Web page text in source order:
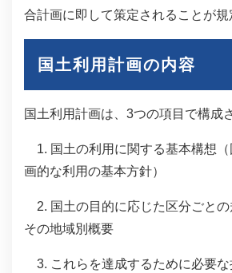
合計画に即して策定されることが規
国土利用計画の内容
国土利用計画は、3つの項目で構成
1. 国土の利用に関する基本構想
画的な利用の基本方針）
2. 国土の目的に応じた区分ごと
その地域別概要
3. これらを達成するために必要な